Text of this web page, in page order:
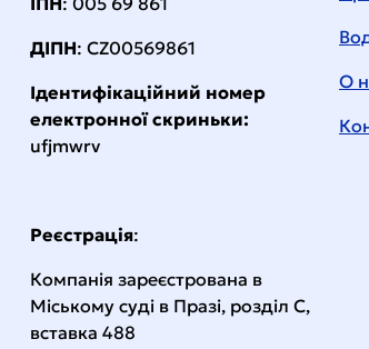
ДІПН: CZ00569861
Ідентифікаційний номер
електронної скриньки:
ufjmwrv
Реєстрація:
Компанія зареєстрована в
Міському суді в Празі, розділ C,
вставка 488
О